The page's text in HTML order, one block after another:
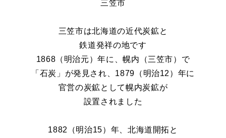
三笠市
三笠市は北海道の近代炭鉱と
鉄道発祥の地です
1868 （明治元）年に、幌内（三笠市）で
「石炭」が発見され、1879（明治12）年に
官営の炭鉱として幌内炭鉱が
設置されました
1882
（明治15）年、北海道開拓と